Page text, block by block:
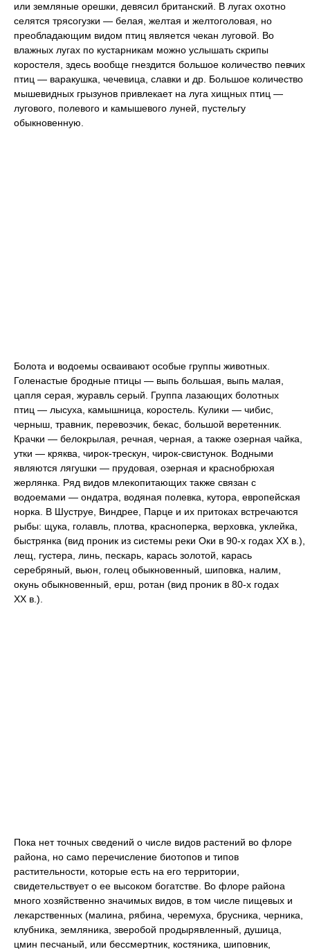
или земляные орешки, девясил британский. В лугах охотно
селятся трясогузки — белая, желтая и желтоголовая, но
преобладающим видом птиц является чекан луговой. Во
влажных лугах по кустарникам можно услышать скрипы
коростеля, здесь вообще гнездится большое количество певчих
птиц — варакушка, чечевица, славки и др. Большое количество
мышевидных грызунов привлекает на луга хищных птиц —
лугового, полевого и камышевого луней, пустельгу
обыкновенную.
Болота и водоемы осваивают особые группы животных.
Голенастые бродные птицы — выпь большая, выпь малая,
цапля серая, журавль серый. Группа лазающих болотных
птиц — лысуха, камышница, коростель. Кулики — чибис,
черныш, травник, перевозчик, бекас, большой веретенник.
Крачки — белокрылая, речная, черная, а также озерная чайка,
утки — кряква, чирок-трескун, чирок-свистунок. Водными
являются лягушки — прудовая, озерная и краснобрюхая
жерлянка. Ряд видов млекопитающих также связан с
водоемами — ондатра, водяная полевка, кутора, европейская
норка. В Шуструе, Виндрее, Парце и их притоках встречаются
рыбы: щука, голавль, плотва, красноперка, верховка, уклейка,
быстрянка (вид проник из системы реки Оки в 90-х годах XX в.),
лещ, густера, линь, пескарь, карась золотой, карась
серебряный, вьюн, голец обыкновенный, шиповка, налим,
окунь обыкновенный, ерш, ротан (вид проник в 80-х годах
XX в.).
Пока нет точных сведений о числе видов растений во флоре
района, но само перечисление биотопов и типов
растительности, которые есть на его территории,
свидетельствует о ее высоком богатстве. Во флоре района
много хозяйственно значимых видов, в том числе пищевых и
лекарственных (малина, рябина, черемуха, брусника, черника,
клубника, земляника, зверобой продырявленный, душица,
цмин песчаный, или бессмертник, костяника, шиповник,